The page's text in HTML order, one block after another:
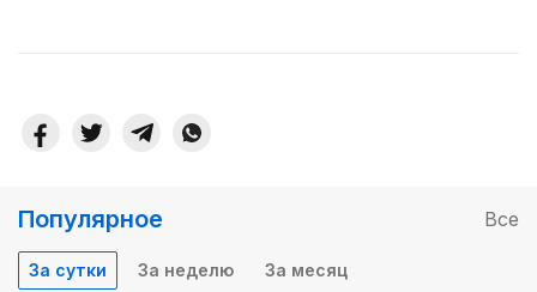
Популярное Все
За сутки За неделю За месяц